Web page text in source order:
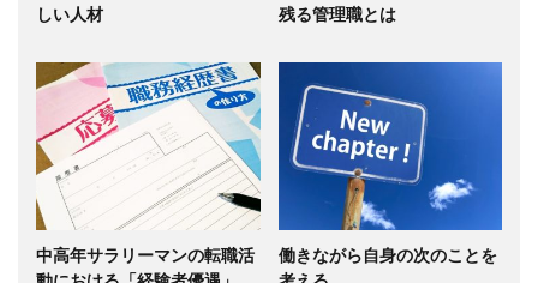
しい人材
残る管理職とは
中高年サラリーマンの転職活
働きながら自身の次のことを